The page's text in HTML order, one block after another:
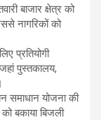
बाजार क्षेत्र को
नागरिकों को
प्रतियोगी
पुस्तकालय,
समाधान योजना की
बकाया बिजली